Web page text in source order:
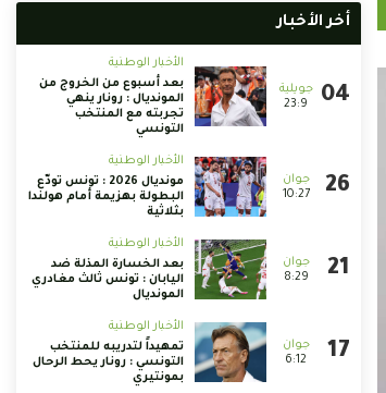
أخر الأخبار
23:9
الأخبار الوطنية
بعد أسبوع من الخروج من
المونديال : رونار ينهي
تجربته مع المنتخب
التونسي
10:27
الأخبار الوطنية
مونديال 2026 : تونس تودّع
البطولة بهزيمة أمام هولندا
بثلاثية
8:29
الأخبار الوطنية
بعد الخسارة المذلة ضد
اليابان : تونس ثالث مغادري
المونديال
6:12
الأخبار الوطنية
تمهيداً لتدريبه للمنتخب
التونسي : رونار يحط الرحال
بمونتيري